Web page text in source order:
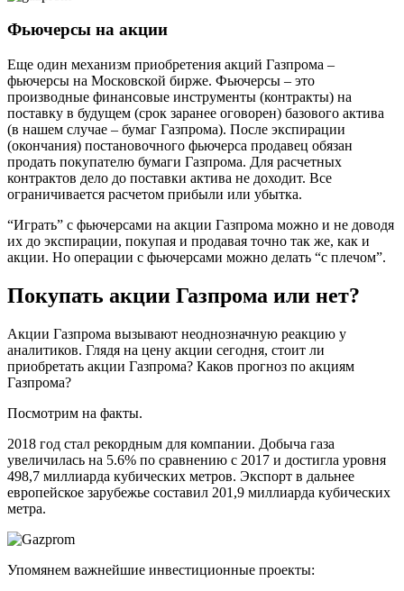
Фьючерсы на акции
Еще один механизм приобретения акций Газпрома –
фьючерсы на Московской бирже. Фьючерсы – это
производные финансовые инструменты (контракты) на
поставку в будущем (срок заранее оговорен) базового актива
(в нашем случае – бумаг Газпрома). После экспирации
(окончания) постановочного фьючерса продавец обязан
продать покупателю бумаги Газпрома. Для расчетных
контрактов дело до поставки актива не доходит. Все
ограничивается расчетом прибыли или убытка.
“Играть” с фьючерсами на акции Газпрома можно и не доводя
их до экспирации, покупая и продавая точно так же, как и
акции. Но операции с фьючерсами можно делать “с плечом”.
Покупать акции Газпрома или нет?
Акции Газпрома вызывают неоднозначную реакцию у
аналитиков. Глядя на цену акции сегодня, стоит ли
приобретать акции Газпрома? Каков прогноз по акциям
Газпрома?
Посмотрим на факты.
2018 год стал рекордным для компании. Добыча газа
увеличилась на 5.6% по сравнению с 2017 и достигла уровня
498,7 миллиарда кубических метров. Экспорт в дальнее
европейское зарубежье составил 201,9 миллиарда кубических
метра.
Упомянем важнейшие инвестиционные проекты: